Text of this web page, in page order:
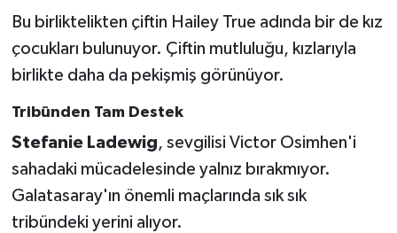
Bu birliktelikten çiftin Hailey True adında bir de kız
çocukları bulunuyor. Çiftin mutluluğu, kızlarıyla
birlikte daha da pekişmiş görünüyor.
Tribünden Tam Destek
Stefanie Ladewig, sevgilisi Victor Osimhen'i
sahadaki mücadelesinde yalnız bırakmıyor.
Galatasaray'ın önemli maçlarında sık sık
tribündeki yerini alıyor.